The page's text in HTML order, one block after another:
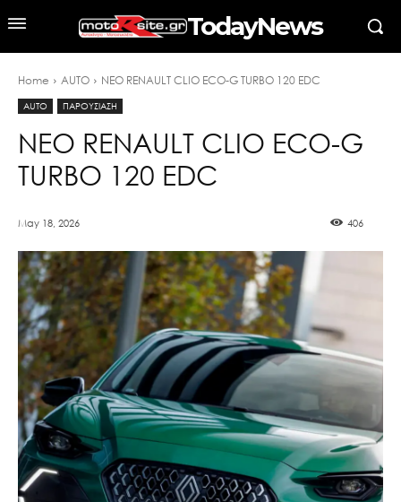
TodayNews
Home AUTO ΝΕΟ RENAULT CLIO ECO-G TURBO 120 EDC
AUTO ΠΑΡΟΥΣΙΑΣΗ
ΝΕΟ RENAULT CLIO ECO-G
TURBO 120 EDC
May 18, 2026 406